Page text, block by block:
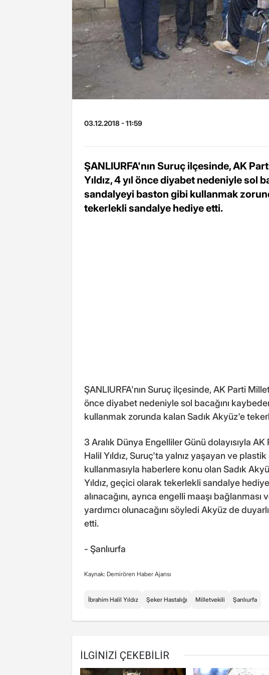
03.12.2018 - 11:59
ŞANLIURFA'nın Suruç ilçesinde, AK
Yıldız, 4 yıl önce diyabet nedeniyle sol
sandalyeyi baston gibi kullanmak
tekerlekli sandalye hediye etti.
ŞANLIURFA'nın Suruç ilçesinde, AK Parti
önce diyabet nedeniyle sol bacağını
kullanmak zorunda kalan Sadık Akyüz'e
3 Aralık Dünya Engelliler Günü dolayısıyla
Halil Yıldız, Suruç'ta yalnız yaşayan ve
kullanmasıyla haberlere konu olan Sadık
Yıldız, geçici olarak tekerlekli sandalye
alınacağını, ayrıca engelli maaşı bağlanması
yardımcı olunacağını söyledi Akyüz de
etti.
- Şanlıurfa
Kaynak: Demirören Haber Ajansı
İbrahim Halil Yıldız Şeker Hastalığı Milletvekili Şanlıurfa